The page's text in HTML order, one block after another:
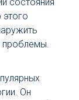
состояния
этого
проблемы.
Он